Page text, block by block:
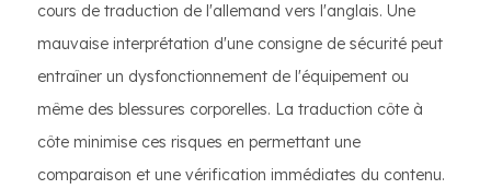
cours de traduction de l'allemand vers l'anglais. Une
mauvaise interprétation d'une consigne de sécurité peut
entraîner un dysfonctionnement de l'équipement ou
même des blessures corporelles. La traduction côte à
côte minimise ces risques en permettant une
comparaison et une vérification immédiates du contenu.